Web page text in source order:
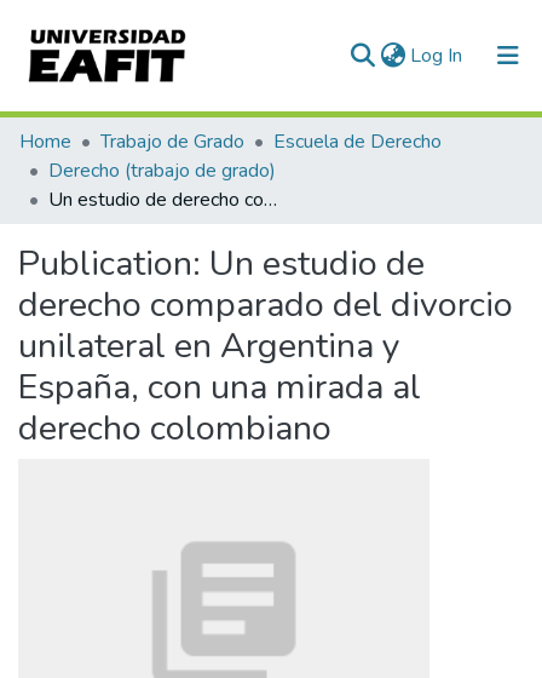
Log In (current)
Communities & Collections
All of DSpace
Home Trabajo de Grado
Escuela de Derecho
Derecho (trabajo de grado)
Un estudio de derecho comparado del divorcio unilateral en Argentina y España, con una mirada al derecho colombiano
Publication: Un estudio de
derecho comparado del divorcio
unilateral en Argentina y
España, con una mirada al
derecho colombiano